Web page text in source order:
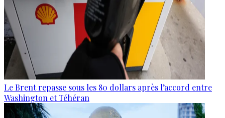
Le Brent repasse sous les 80 dollars après l’accord entre
Washington et Téhéran